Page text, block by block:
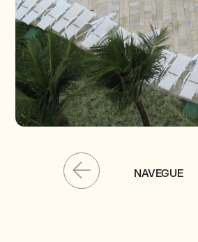
NAVEGUE